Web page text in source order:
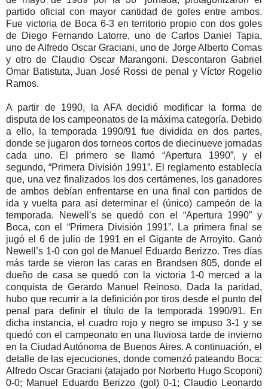
partido oficial con mayor cantidad de goles entre ambos.
Fue victoria de Boca 6-3 en territorio propio con dos goles
de Diego Fernando Latorre, uno de Carlos Daniel Tapia,
uno de Alfredo Oscar Graciani, uno de Jorge Alberto Comas
y otro de Claudio Oscar Marangoni. Descontaron Gabriel
Omar Batistuta, Juan José Rossi de penal y Víctor Rogelio
Ramos.
A partir de 1990, la AFA decidió modificar la forma de
disputa de los campeonatos de la máxima categoría. Debido
a ello, la temporada 1990/91 fue dividida en dos partes,
donde se jugaron dos torneos cortos de diecinueve jornadas
cada uno. El primero se llamó “Apertura 1990”, y el
segundo, “Primera División 1991”. El reglamento establecía
que, una vez finalizados los dos certámenes, los ganadores
de ambos debían enfrentarse en una final con partidos de
ida y vuelta para así determinar el (único) campeón de la
temporada. Newell’s se quedó con el “Apertura 1990” y
Boca, con el “Primera División 1991”. La primera final se
jugó el 6 de julio de 1991 en el Gigante de Arroyito. Ganó
Newell’s 1-0 con gol de Manuel Eduardo Berizzo. Tres días
más tarde se vieron las caras en Brandsen 805, donde el
dueño de casa se quedó con la victoria 1-0 merced a la
conquista de Gerardo Manuel Reinoso. Dada la paridad,
hubo que recurrir a la definición por tiros desde el punto del
penal para definir el título de la temporada 1990/91. En
dicha instancia, el cuadro rojo y negro se impuso 3-1 y se
quedó con el campeonato en una lluviosa tarde de invierno
en la Ciudad Autónoma de Buenos Aires. A continuación, el
detalle de las ejecuciones, donde comenzó pateando Boca:
Alfredo Oscar Graciani (atajado por Norberto Hugo Scoponi)
0-0; Manuel Eduardo Berizzo (gol) 0-1; Claudio Leonardo